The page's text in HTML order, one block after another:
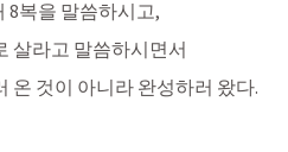
8복을 말씀하시고,
살라고 말씀하시면서
온 것이 아니라 완성하러 왔다.